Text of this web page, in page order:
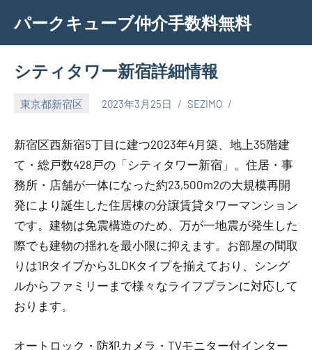
content
パークキューブ仲介手数料無料
シティタワー新宿詳細情報
東京都新宿区 2023年3月25日 SEZIMO
新宿区西新宿5丁目に建つ2023年4月築、地上35階建
て・総戸数428戸の「シティタワー新宿」。住居・事
務所・店舗が一体になった約23,500m2の大規模再開
発により誕生した住居棟の分譲賃貸タワーマンション
です。建物は免震構造のため、万が一地震が発生した
際でも建物の揺れを最小限に抑えます。お部屋の間取
りは1Rタイプから3LDKタイプを揃えており、シング
ルからファミリーまで様々なライフプランに対応して
おります。
オートロック・防犯カメラ・TVモニター付インター